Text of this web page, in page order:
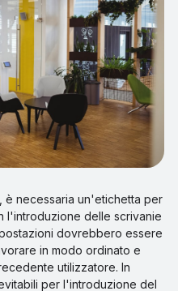
è necessaria un'etichetta per
l'introduzione delle scrivanie
dovrebbero essere
in modo ordinato e
utilizzatore. In
per l'introduzione del